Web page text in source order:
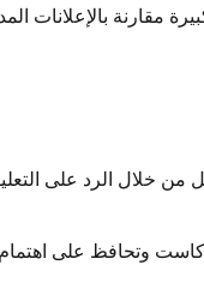
مقارنة بالإعلانات
من خلال الرد على
وتحافظ على اهتمام